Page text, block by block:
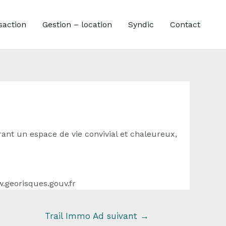
Gestion – location Syndic Contact
un espace de vie convivial et chaleureux,
Trail Immo Ad suivant →